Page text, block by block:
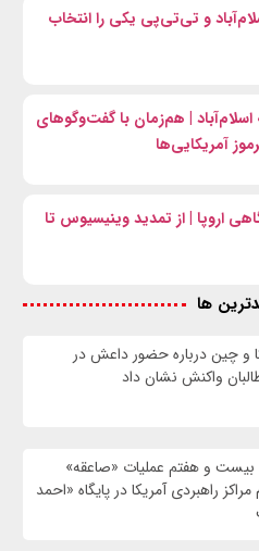
و تی‌تی‌پی یکی را انتخاب
اسلام‌آباد | هم‌زمان با گفت‌وگوهای
آمریکایی‌ها
اروپا | از تمدید وینیسیوس تا
ها
و چین درباره حضور داعش در
واکنش نشان داد
بیست و هفتم عملیات «صاعقه»
راهبردی آمریکا در پایگاه «احمد